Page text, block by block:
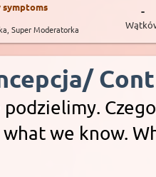
symptoms
Super Moderatorka
-
what we know.